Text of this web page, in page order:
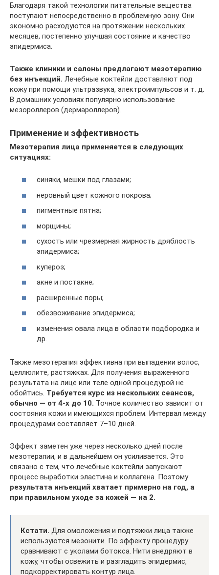
Благодаря такой технологии питательные вещества
поступают непосредственно в проблемную зону. Они
экономно расходуются на протяжении нескольких
месяцев, постепенно улучшая состояние и качество
эпидермиса.
Также клиники и салоны предлагают мезотерапию
без инъекций. Лечебные коктейли доставляют под
кожу при помощи ультразвука, электроимпульсов и т. д.
В домашних условиях популярно использование
мезороллеров (дермароллеров).
Применение и эффективность
Мезотерапия лица применяется в следующих
ситуациях:
синяки, мешки под глазами;
неровный цвет кожного покрова;
пигментные пятна;
морщины;
сухость или чрезмерная жирность дряблость
эпидермиса;
купероз;
акне и постакне;
расширенные поры;
обезвоживание эпидермиса;
изменения овала лица в области подбородка и
др.
Также мезотерапия эффективна при выпадении волос,
целлюлите, растяжках. Для получения выраженного
результата на лице или теле одной процедурой не
обойтись. Требуется курс из нескольких сеансов,
обычно — от 4-х до 10. Точное количество зависит от
состояния кожи и имеющихся проблем. Интервал между
процедурами составляет 7–10 дней.
Эффект заметен уже через несколько дней после
мезотерапии, и в дальнейшем он усиливается. Это
связано с тем, что лечебные коктейли запускают
процесс выработки эластина и коллагена. Поэтому
результата инъекций хватает примерно на год, а
при правильном уходе за кожей — на 2.
Кстати. Для омоложения и подтяжки лица также
используются мезонити. По эффекту процедуру
сравнивают с уколами ботокса. Нити внедряют в
кожу, чтобы освежить и разгладить эпидермис,
подкорректировать контур лица.